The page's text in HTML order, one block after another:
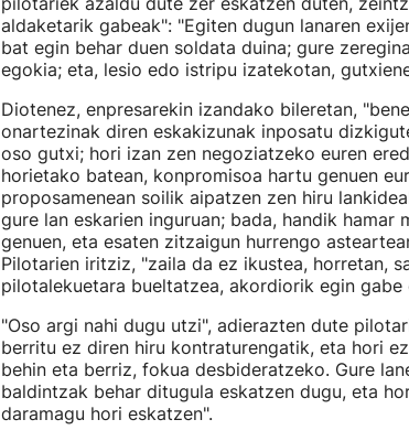
aldaketarik gabeak": "Egiten dugun lanaren
bat egin behar duen soldata duina; gure
egokia; eta, lesio edo istripu izatekotan,
Diotenez, enpresarekin izandako bileretan,
onartezinak diren eskakizunak inposatu
oso gutxi; hori izan zen negoziatzeko euren
horietako batean, konpromisoa hartu genuen
proposamenean soilik aipatzen zen hiru
gure lan eskarien inguruan; bada, handik hamar
genuen, eta esaten zitzaigun hurrengo
Pilotarien iritziz, "zaila da ez ikustea, horretan,
pilotalekuetara bueltatzea, akordiorik egin gabe
"Oso argi nahi dugu utzi", adierazten dute
berritu ez diren hiru kontraturengatik, eta hori
behin eta berriz, fokua desbideratzeko. Gure
baldintzak behar ditugula eskatzen dugu, eta
daramagu hori eskatzen".